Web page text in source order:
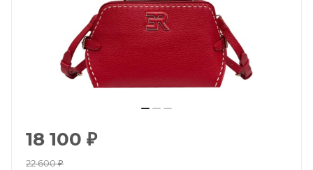
18 100 ₽
22 600₽